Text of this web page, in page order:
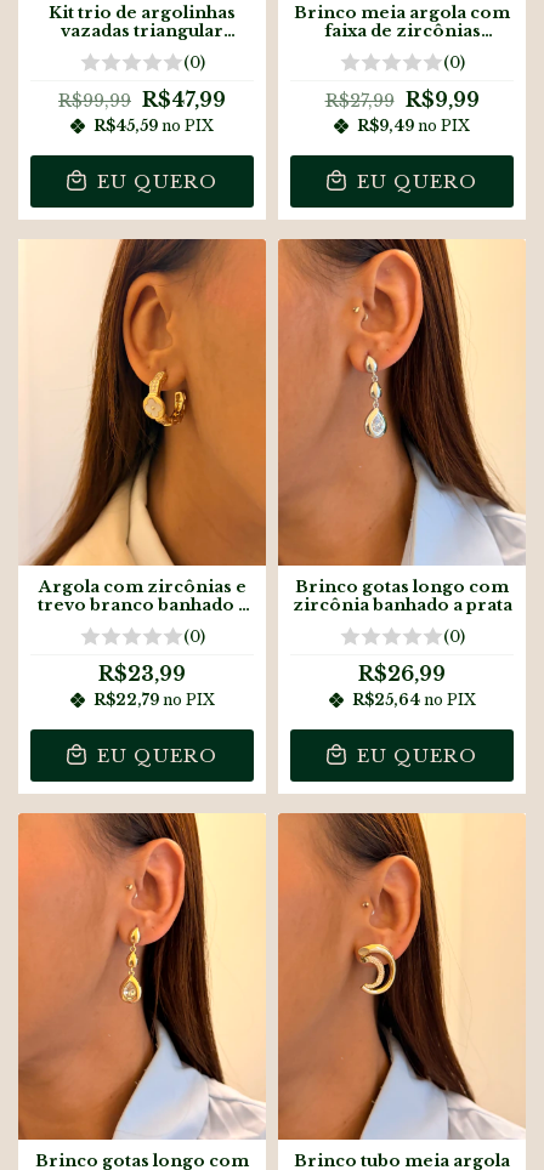
Kit trio de argolinhas
vazadas triangular
banhado a ouro
(0)
R$99,99 R$47,99
R$45,59 no PIX
EU QUERO
Brinco meia argola com
faixa de zircônias
banhado a prata
(0)
R$27,99 R$9,99
R$9,49 no PIX
EU QUERO
Argola com zircônias e
trevo branco banhado a
ouro18k
(0)
R$23,99
R$22,79no PIX
EU QUERO
Brinco gotas longo com
zircônia banhado a prata
(0)
R$26,99
R$25,64no PIX
EU QUERO
Brinco gotas longo com
Brinco tubo meia argola